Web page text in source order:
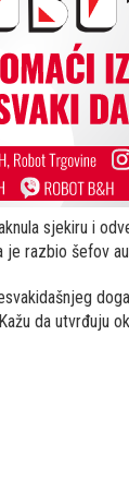
sjekiru i
je razbio šefov
da utvrđuju